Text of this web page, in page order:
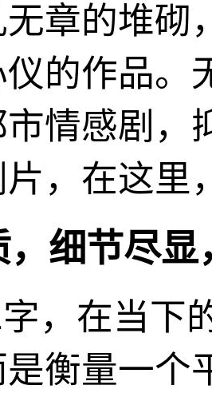
章的堆砌
的作品。
情感剧，
，在这里
，细节尽
字，在当下
衡量一个